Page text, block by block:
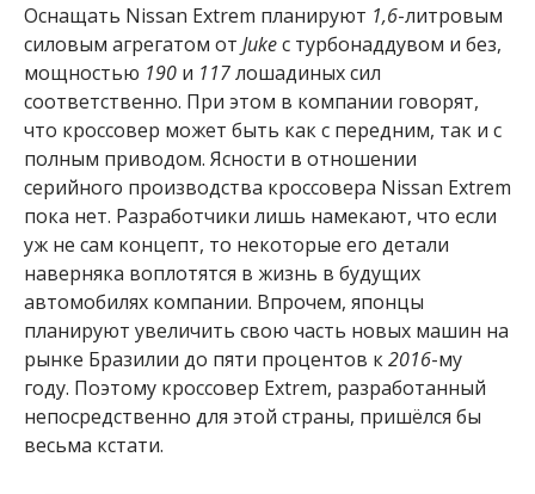
Оснащать Nissan Extrem планируют 1,6-литровым
силовым агрегатом от Jukeс турбонаддувом и без,
мощностью 190 и 117лошадиных сил
соответственно. При этом в компании говорят,
что кроссовер может быть как с передним, так и с
полным приводом. Ясности в отношении
серийного производства кроссовера Nissan Extrem
пока нет. Разработчики лишь намекают, что если
уж не сам концепт, то некоторые его детали
наверняка воплотятся в жизнь в будущих
автомобилях компании. Впрочем, японцы
планируют увеличить свою часть новых машин на
рынке Бразилии до пяти процентов к2016-му
году. Поэтому кроссовер Extrem, разработанный
непосредственно для этой страны, пришёлся бы
весьма кстати.